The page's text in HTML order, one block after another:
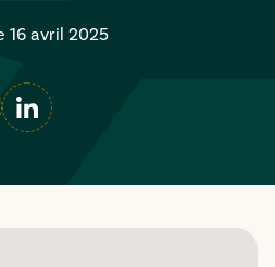
16 avril 2025